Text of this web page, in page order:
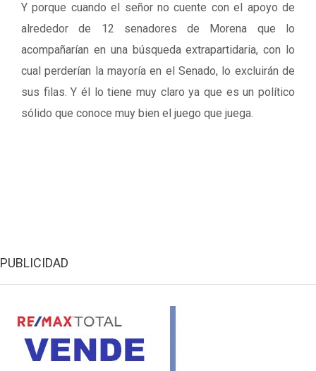
Y porque cuando el señor no cuente con el apoyo de
alrededor de 12 senadores de Morena que lo
acompañarían en una búsqueda extrapartidaria, con lo
cual perderían la mayoría en el Senado, lo excluirán de
sus filas. Y él lo tiene muy claro ya que es un político
sólido que conoce muy bien el juego que juega.
PUBLICIDAD